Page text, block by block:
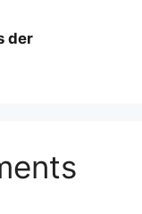
der